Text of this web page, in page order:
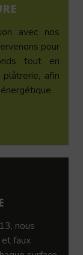
avec nos
pour
tout en
afin
nous
et faux